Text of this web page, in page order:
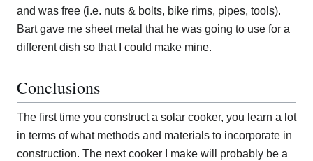
and was free (i.e. nuts & bolts, bike rims, pipes, tools).
Bart gave me sheet metal that he was going to use for a
different dish so that I could make mine.
Conclusions
The first time you construct a solar cooker, you learn a lot
in terms of what methods and materials to incorporate in
construction. The next cooker I make will probably be a